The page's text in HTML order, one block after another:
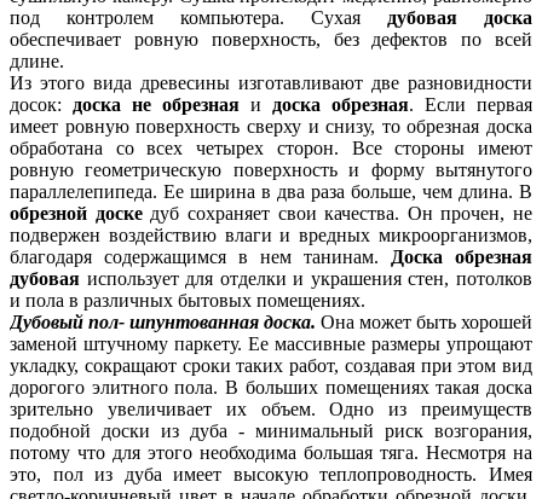
под контролем компьютера. Сухая дубовая доска
обеспечивает ровную поверхность, без дефектов по всей
длине.
Из этого вида древесины изготавливают две разновидности
досок: доска не обрезная и доска обрезная. Если первая
имеет ровную поверхность сверху и снизу, то обрезная доска
обработана со всех четырех сторон. Все стороны имеют
ровную геометрическую поверхность и форму вытянутого
параллелепипеда. Ее ширина в два раза больше, чем длина. В
обрезной доскедуб сохраняет свои качества. Он прочен, не
подвержен воздействию влаги и вредных микроорганизмов,
благодаря содержащимся в нем танинам.
Доска обрезная
дубовая использует для отделки и украшения стен, потолков
и пола в различных бытовых помещениях.
Дубовый пол- шпунтованная доска. Она может быть хорошей
заменой штучному паркету. Ее массивные размеры упрощают
укладку, сокращают сроки таких работ, создавая при этом вид
дорогого элитного пола. В больших помещениях такая доска
зрительно увеличивает их объем. Одно из преимуществ
подобной доски из дуба - минимальный риск возгорания,
потому что для этого необходима большая тяга. Несмотря на
это, пол из дуба имеет высокую теплопроводность. Имея